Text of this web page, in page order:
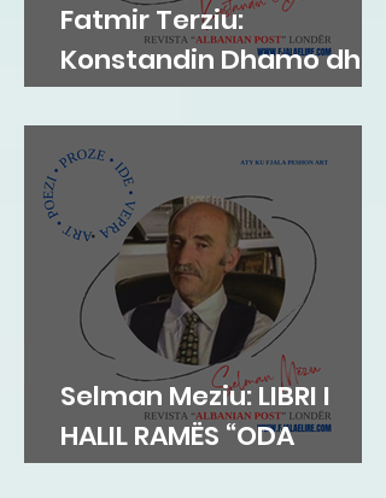
Fatmir Terziu:
Konstandin Dhamo dhe
diksursi i variacionit
Selman Meziu: LIBRI I
HALIL RAMËS “ODA
DIBRANE”